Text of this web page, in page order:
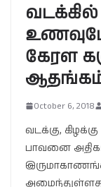
கேரள
October 6, 2018
வடக்கு,
பாவனை
அமைந்துள்ளது